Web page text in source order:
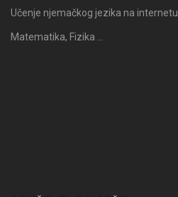
Učenje njemačkog jezika na internetu
Matematika, Fizika …